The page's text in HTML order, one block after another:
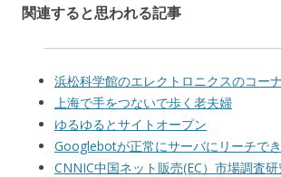
関連すると思われる記事
浜松科学館のエレクトロニクスのコー
上海で手をつないで歩く老夫婦
ゆるゆるとサイトオープン
Googlebotが正常にサーバにリーチで
CNNIC中国ネット販売(EC）市場調査